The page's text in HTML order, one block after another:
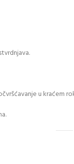
u kraćem